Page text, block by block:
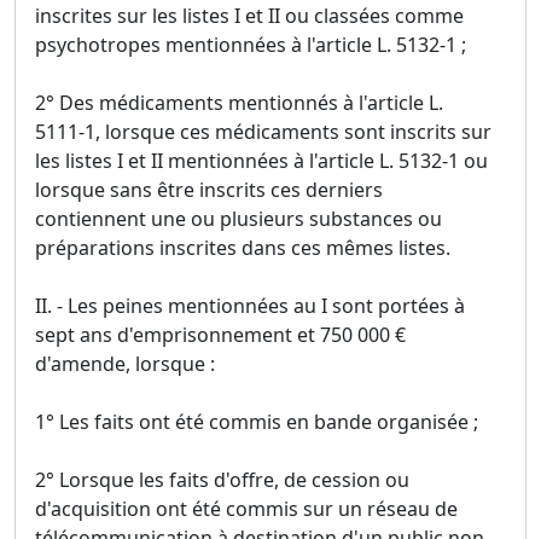
inscrites sur les listes I et II ou classées comme
psychotropes mentionnées à l'article L. 5132-1 ;
2° Des médicaments mentionnés à l'article L.
5111-1, lorsque ces médicaments sont inscrits sur
les listes I et II mentionnées à l'article L. 5132-1 ou
lorsque sans être inscrits ces derniers
contiennent une ou plusieurs substances ou
préparations inscrites dans ces mêmes listes.
II. - Les peines mentionnées au I sont portées à
sept ans d'emprisonnement et 750 000 €
d'amende, lorsque :
1° Les faits ont été commis en bande organisée ;
2° Lorsque les faits d'offre, de cession ou
d'acquisition ont été commis sur un réseau de